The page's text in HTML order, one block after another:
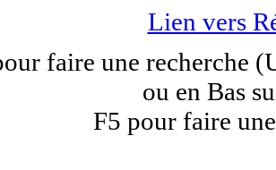
Lien vers
faire une recherche
ou en Bas
F5 pour faire